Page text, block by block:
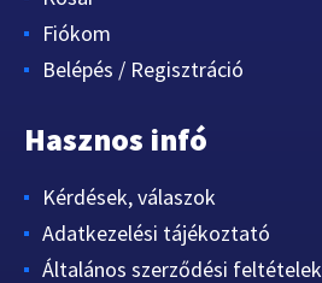
Fiókom
Belépés / Regisztráció
Hasznos infó
Kérdések, válaszok
Adatkezelési tájékoztató
Általános szerződési feltételek